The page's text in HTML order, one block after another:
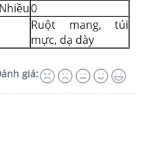
Nhiều0
Ruột mang, túi
mực, dạ dày
giá: